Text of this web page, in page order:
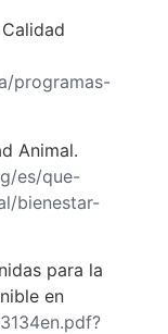
programas-
Animal.
es/que-
bienestar-
para la
en